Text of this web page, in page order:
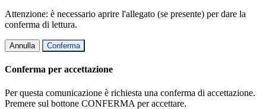
Attenzione: è necessario aprire l'allegato (se presente) per dare la
conferma di lettura.
Annulla Conferma
Conferma per accettazione
Per questa comunicazione è richiesta una conferma di accettazione.
Premere sul bottone CONFERMA per accettare.